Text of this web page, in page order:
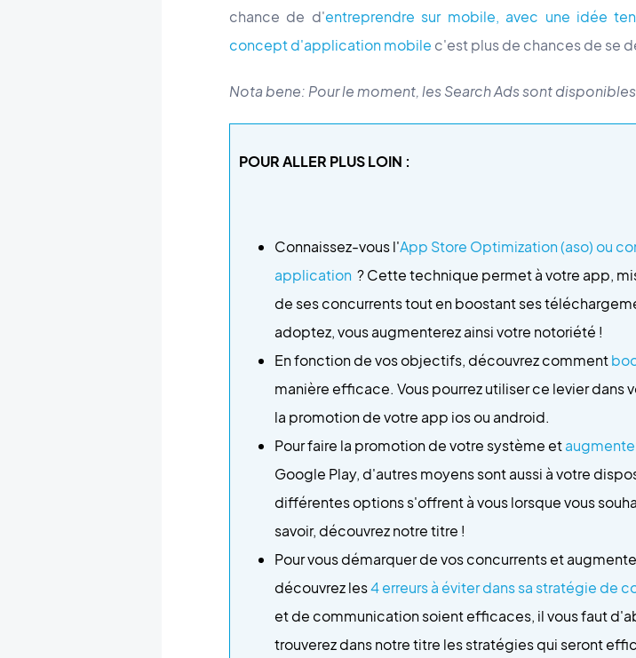
chance de d'entreprendre sur mobile, avec une idée
concept d'application mobile c'est plus de chances de se
Nota bene: Pour le moment, les Search Ads sont
POUR ALLER PLUS LOIN :
Connaissez-vous l'App Store Optimization (aso) ou
application ? Cette technique permet à votre app,
de ses concurrents tout en boostant ses
adoptez, vous augmenterez ainsi votre notoriété !
En fonction de vos objectifs, découvrez comment
manière efficace. Vous pourrez utiliser ce levier
la promotion de votre app ios ou android.
Pour faire la promotion de votre système et
Google Play, d'autres moyens sont aussi à votre
différentes options s'offrent à vous lorsque vous
savoir, découvrez notre titre !
Pour vous démarquer de vos concurrents et
découvrez les4 erreurs à éviter dans sa stratégie de
et de communication soient efficaces, il vous faut
trouverez dans notre titre les stratégies qui seront